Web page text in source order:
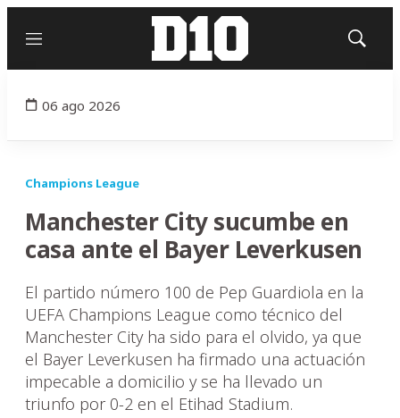
Menú
Mostrar
06 ago 2026
Champions League
Manchester City sucumbe en
casa ante el Bayer Leverkusen
El partido número 100 de Pep Guardiola en la
UEFA Champions League como técnico del
Manchester City ha sido para el olvido, ya que
el Bayer Leverkusen ha firmado una actuación
impecable a domicilio y se ha llevado un
triunfo por 0-2 en el Etihad Stadium.